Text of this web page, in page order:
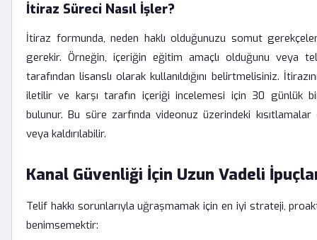
İtiraz Süreci Nasıl İşler?
İtiraz formunda, neden haklı olduğunuzu somut
gerekir. Örneğin, içeriğin eğitim amaçlı olduğunu veya
tarafından lisanslı olarak kullanıldığını belirtmelisiniz.
iletilir ve karşı tarafın içeriği incelemesi için 30 günlük
bulunur. Bu süre zarfında videonuz üzerindeki
veya kaldırılabilir.
Kanal Güvenliği İçin Uzun Vadeli
Telif hakkı sorunlarıyla uğraşmamak için en iyi strateji,
benimsemektir: